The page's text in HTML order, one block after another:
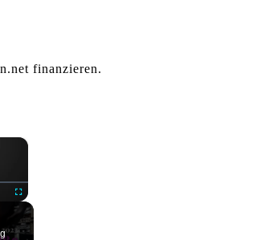
finanzieren.
×
Fullscreen